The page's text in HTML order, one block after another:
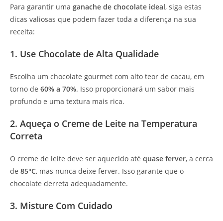
Para garantir uma ganache de chocolate ideal, siga estas
dicas valiosas que podem fazer toda a diferença na sua
receita:
1. Use Chocolate de Alta Qualidade
Escolha um chocolate gourmet com alto teor de cacau, em
torno de 60% a 70%. Isso proporcionará um sabor mais
profundo e uma textura mais rica.
2. Aqueça o Creme de Leite na Temperatura
Correta
O creme de leite deve ser aquecido até quase ferver, a cerca
de 85°C, mas nunca deixe ferver. Isso garante que o
chocolate derreta adequadamente.
3. Misture Com Cuidado